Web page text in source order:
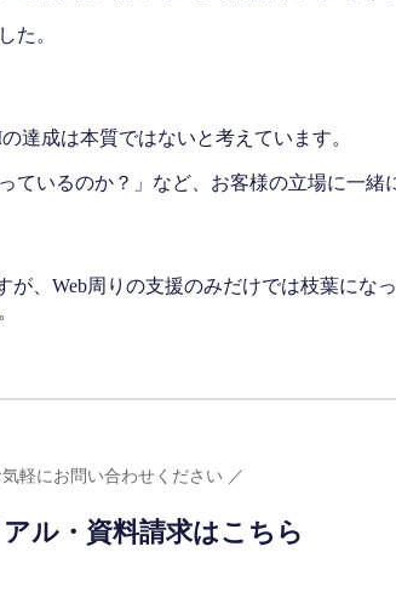
た。
達成は本質ではないと考えています。
いるのか？」など、お客様の立場に一緒
、Web周りの支援のみだけでは枝葉にな
軽にお問い合わせください ／
ル・資料請求はこちら